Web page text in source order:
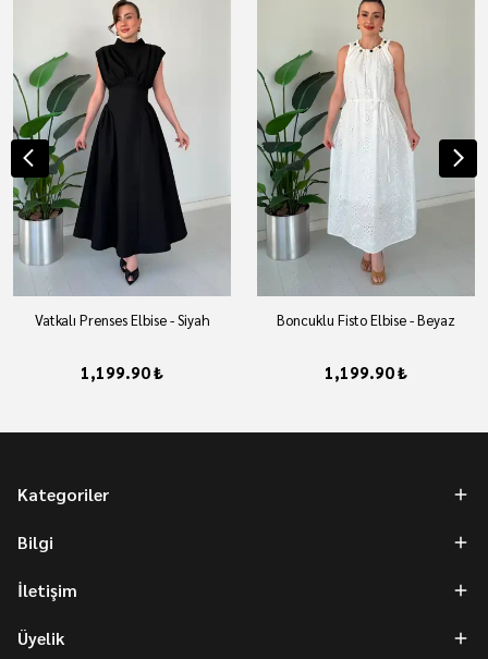
Vatkalı Prenses Elbise - Siyah
1,199.90 ₺
Boncuklu Fisto Elbise - Beyaz
1,199.90 ₺
Kategoriler
Bilgi
İletişim
Üyelik